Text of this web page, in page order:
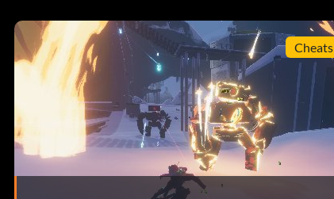
Cheats